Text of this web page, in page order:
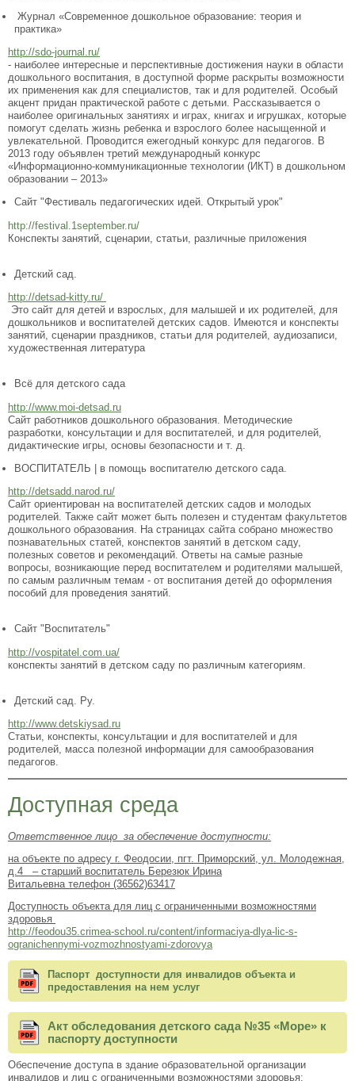
Журнал «Современное дошкольное образование: теория и
практика»
http://sdo-journal.ru/
- наиболее интересные и перспективные достижения науки в области
дошкольного воспитания, в доступной форме раскрыты возможности
их применения как для специалистов, так и для родителей. Особый
акцент придан практической работе с детьми. Рассказывается о
наиболее оригинальных занятиях и играх, книгах и игрушках, которые
помогут сделать жизнь ребенка и взрослого более насыщенной и
увлекательной. Проводится ежегодный конкурс для педагогов. В
2013 году объявлен третий международный конкурс
«Информационно-коммуникационные технологии (ИКТ) в дошкольном
образовании – 2013»
Сайт "Фестиваль педагогических идей. Открытый урок"
http://festival.1september.ru/
Конспекты занятий, сценарии, статьи, различные приложения
Детский сад.
http://detsad-kitty.ru/
Это сайт для детей и взрослых, для малышей и их родителей, для
дошкольников и воспитателей детских садов. Имеются и конспекты
занятий, сценарии праздников, статьи для родителей, аудиозаписи,
художественная литература
Всё для детского сада
http://www.moi-detsad.ru
Сайт работников дошкольного образования. Методические
разработки, консультации и для воспитателей, и для родителей,
дидактические игры, основы безопасности и т. д.
ВОСПИТАТЕЛЬ | в помощь воспитателю детского сада.
http://detsadd.narod.ru/
Сайт ориентирован на воспитателей детских садов и молодых
родителей. Также сайт может быть полезен и студентам факультетов
дошкольного образования. На страницах сайта собрано множество
познавательных статей, конспектов занятий в детском саду,
полезных советов и рекомендаций. Ответы на самые разные
вопросы, возникающие перед воспитателем и родителями малышей,
по самым различным темам - от воспитания детей до оформления
пособий для проведения занятий.
Сайт "Воспитатель"
http://vospitatel.com.ua/
конспекты занятий в детском саду по различным категориям.
Детский сад. Ру.
http://www.detskiysad.ru
Статьи, конспекты, консультации и для воспитателей и для
родителей, масса полезной информации для самообразования
педагогов.
Доступная среда
Ответственное лицо за обеспечение доступности:
на объекте по адресу г. Феодосии, пгт. Приморский, ул. Молодежная,
д.4 – старший воспитатель Березюк Ирина
Витальевна телефон (36562)63417
Доступность объекта для лиц с ограниченными возможностями
здоровья
http://feodou35.crimea-school.ru/content/informaciya-dlya-lic-s-
ogranichennymi-vozmozhnostyami-zdorovya
Паспорт доступности для инвалидов объекта и
предоставления на нем услуг
Акт обследования детского сада №35 «Море» к
паспорту доступности
Обеспечение доступа в здание образовательной организации
инвалидов и лиц с ограниченными возможностями здоровья: